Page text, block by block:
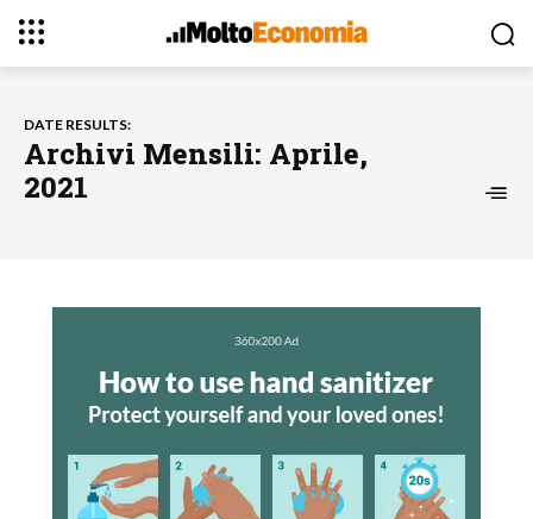
DATE RESULTS:
Archivi Mensili: Aprile,
2021